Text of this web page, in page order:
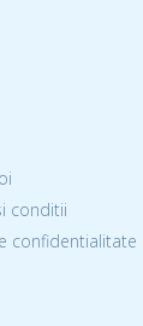
conditii
confidentialitate